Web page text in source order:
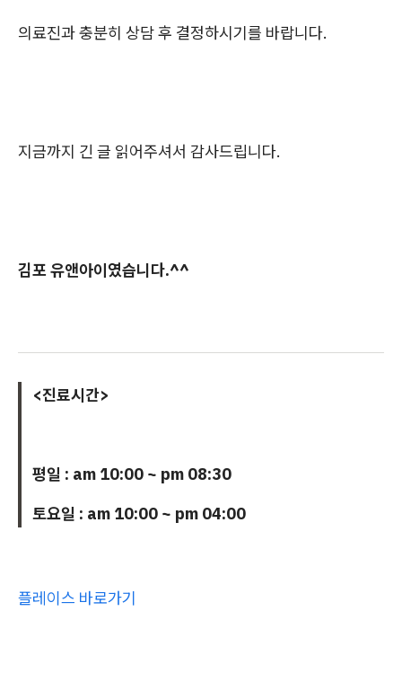
의료진과 충분히 상담 후 결정하시기를 바랍니다.
지금까지 긴 글 읽어주셔서 감사드립니다.
김포 유앤아이였습니다.^^
<진료시간>
평일 : am 10:00 ~ pm 08:30
토요일 : am 10:00 ~ pm 04:00
플레이스 바로가기